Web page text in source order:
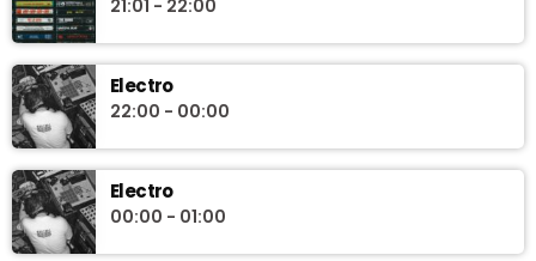
21:01 - 22:00
Electro
22:00 - 00:00
Electro
00:00 - 01:00